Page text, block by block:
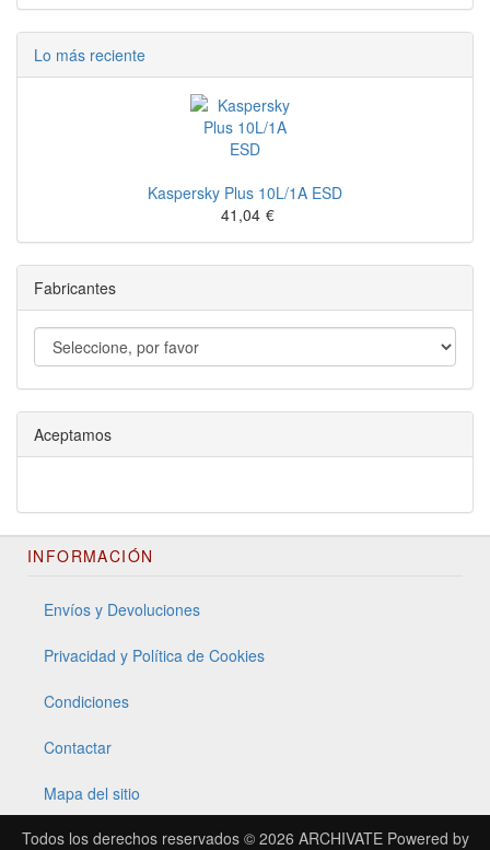
Lo más reciente
Kaspersky Plus 10L/1A ESD
41,04 €
Fabricantes
Aceptamos
INFORMACIÓN
Envíos y Devoluciones
Privacidad y Política de Cookies
Condiciones
Contactar
Mapa del sitio
Todos los derechos reservados © 2026 ARCHIVATEPowered by